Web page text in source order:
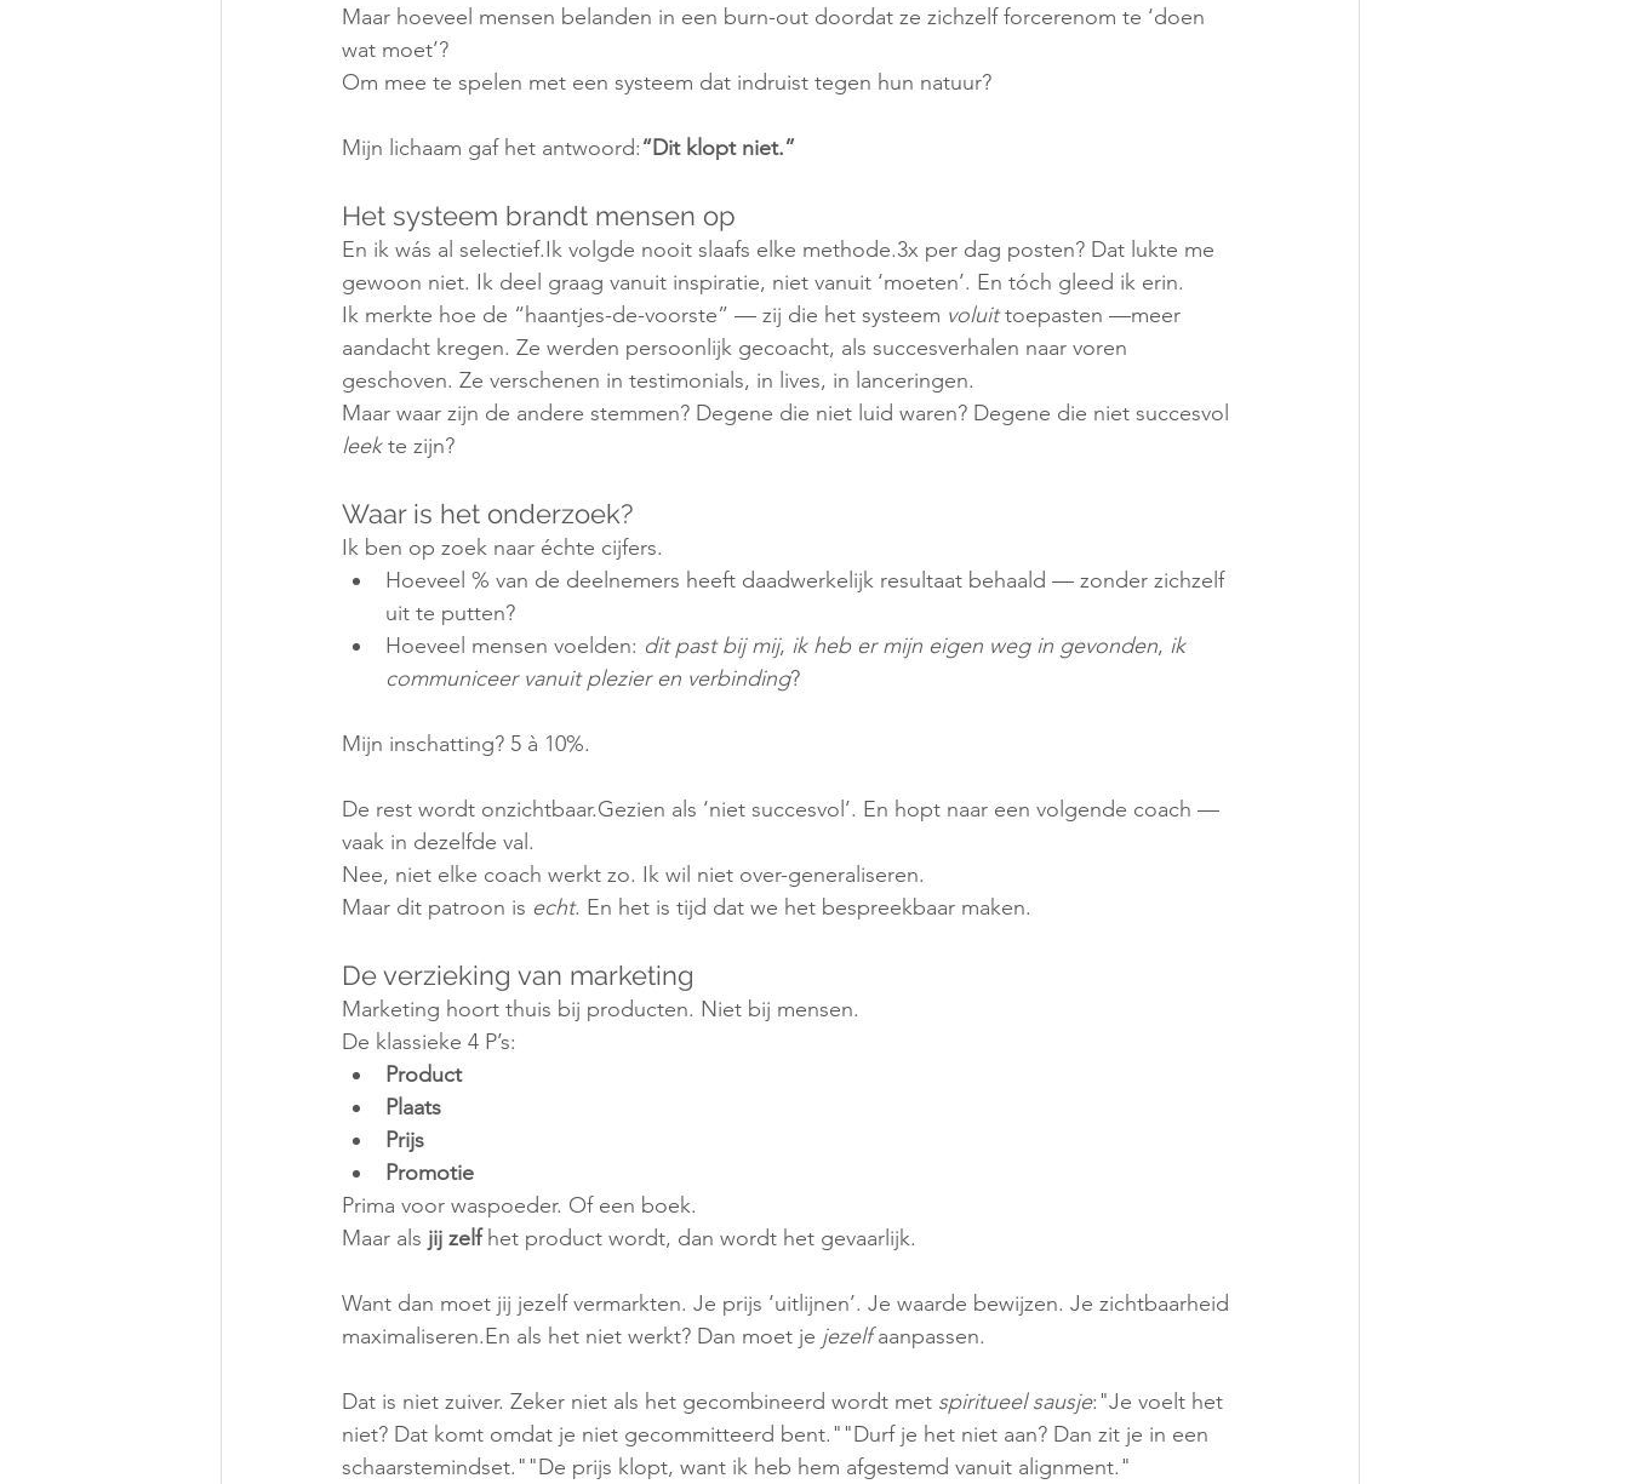
Maar hoeveel mensen belanden in een burn-out doordat ze zichzelf forcerenom te ‘doen
wat moet’?
Om mee te spelen met een systeem dat indruist tegen hun natuur?
Mijn lichaam gaf het antwoord:“Dit klopt niet.”
Het systeem brandt mensen op
En ik wás al selectief.Ik volgde nooit slaafs elke methode.3x per dag posten? Dat lukte me
gewoon niet. Ik deel graag vanuit inspiratie, niet vanuit ‘moeten’. En tóch gleed ik erin.
Ik merkte hoe de “haantjes-de-voorste” — zij die het systeem voluit toepasten —meer
aandacht kregen. Ze werden persoonlijk gecoacht, als succesverhalen naar voren
geschoven. Ze verschenen in testimonials, in lives, in lanceringen.
Maar waar zijn de andere stemmen? Degene die niet luid waren? Degene die niet succesvol
leek te zijn?
Waar is het onderzoek?
Ik ben op zoek naar échte cijfers.
Hoeveel % van de deelnemers heeft daadwerkelijk resultaat behaald — zonder zichzelf
uit te putten?
Hoeveel mensen voelden: dit past bij mij, ik heb er mijn eigen weg in gevonden, ik
communiceer vanuit plezier en verbinding?
Mijn inschatting? 5 à 10%.
De rest wordt onzichtbaar.Gezien als ‘niet succesvol’. En hopt naar een volgende coach —
vaak in dezelfde val.
Nee, niet elke coach werkt zo. Ik wil niet over-generaliseren.
Maar dit patroon is echt. En het is tijd dat we het bespreekbaar maken.
De verzieking van marketing
Marketing hoort thuis bij producten. Niet bij mensen.
De klassieke 4 P’s:
Product
Plaats
Prijs
Promotie
Prima voor waspoeder. Of een boek.
Maar als jij zelf het product wordt, dan wordt het gevaarlijk.
Want dan moet jij jezelf vermarkten. Je prijs ‘uitlijnen’. Je waarde bewijzen. Je zichtbaarheid
maximaliseren.En als het niet werkt? Dan moet je jezelf aanpassen.
Dat is niet zuiver. Zeker niet als het gecombineerd wordt met spiritueel sausje:"Je voelt het
niet? Dat komt omdat je niet gecommitteerd bent.""Durf je het niet aan? Dan zit je in een
schaarstemindset.""De prijs klopt, want ik heb hem afgestemd vanuit alignment."